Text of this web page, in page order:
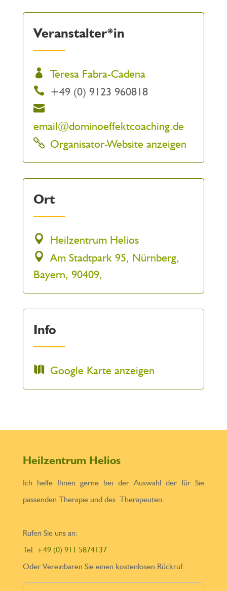
Veranstalter*in
Teresa Fabra-Cadena
+49 (0) 9123 960818
email@dominoeffektcoaching.de
Organisator-Website anzeigen
Ort
Heilzentrum Helios
Am Stadtpark 95, Nürnberg,
Bayern, 90409,
Info
Google Karte anzeigen
Heilzentrum Helios
Ich helfe Ihnen gerne bei der Auswahl der für Sie
passenden Therapie und des Therapeuten.
Rufen Sie uns an:
Tel. +49 (0) 911 5874137
Oder Vereinbaren Sie einen kostenlosen Rückruf: